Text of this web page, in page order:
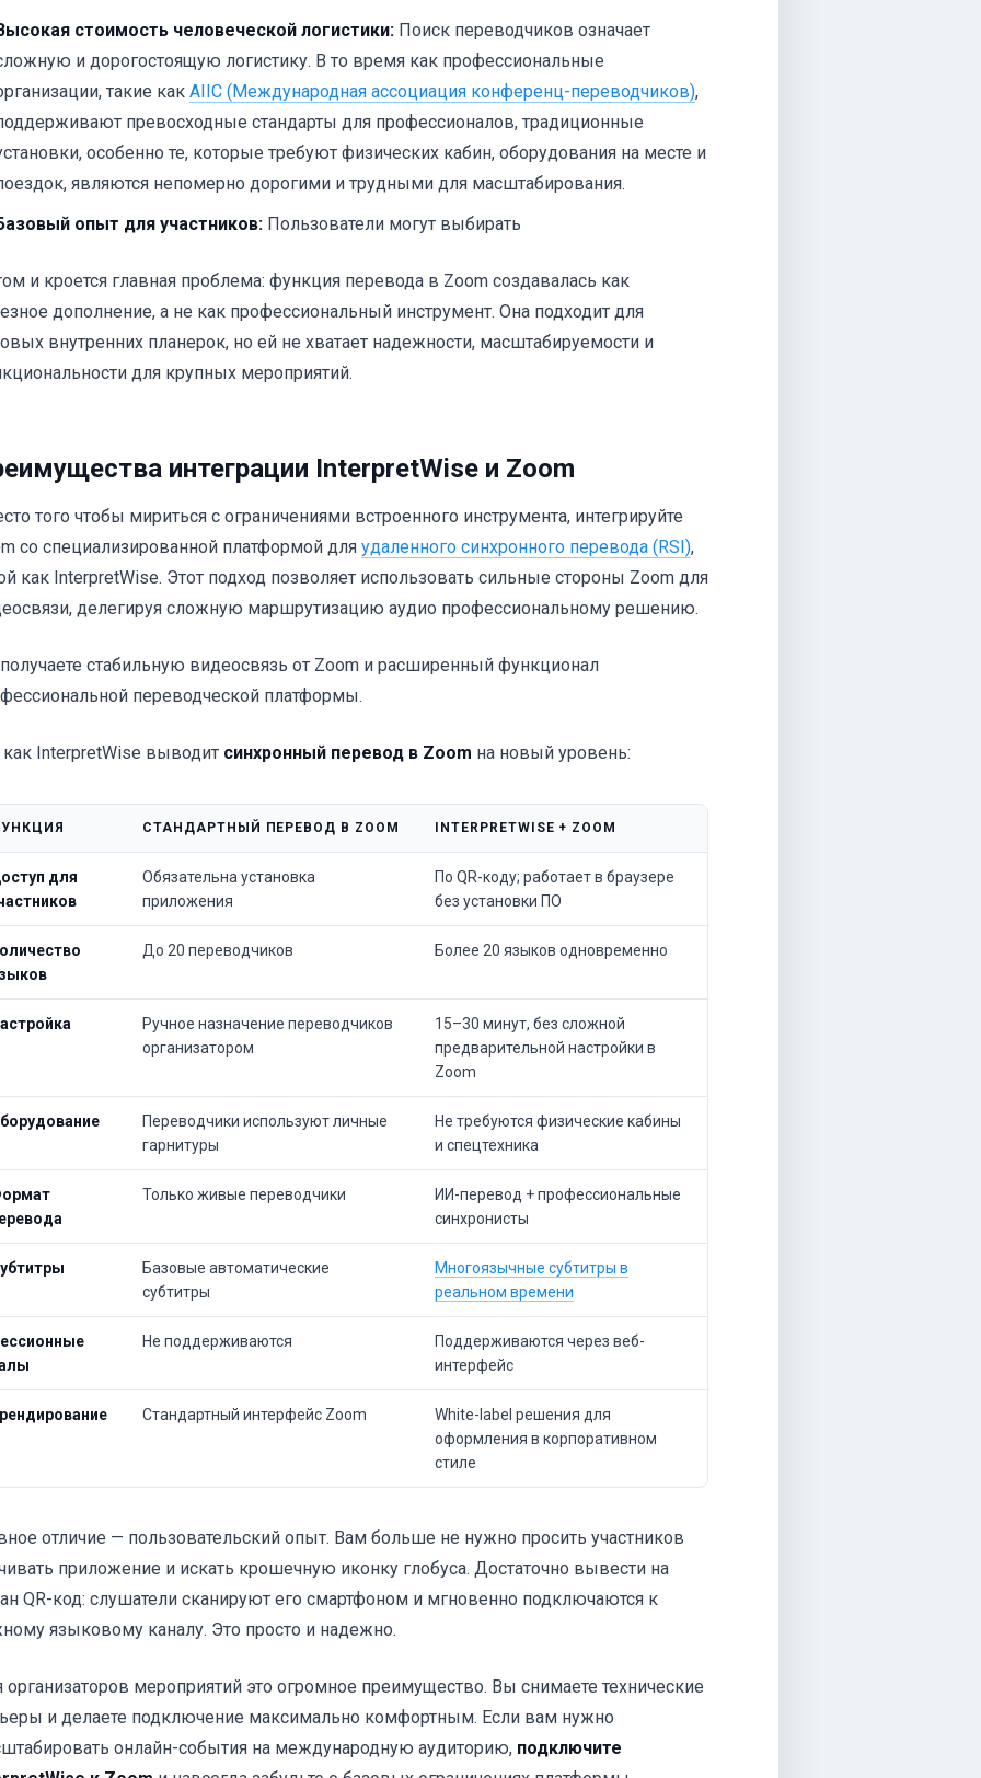
стоимость человеческой логистики: Поиск переводчиков означает
и дорогостоящую логистику. В то время как профессиональные
такие какAIIC (Международная ассоциация конференц-переводчиков),
превосходные стандарты для профессионалов, традиционные
особенно те, которые требуют физических кабин, оборудования на месте и
являются непомерно дорогими и трудными для масштабирования.
опыт для участников: Пользователи могут выбирать
и кроется главная проблема: функция перевода в Zoom создавалась как
дополнение, а не как профессиональный инструмент. Она подходит для
внутренних планерок, но ей не хватает надежности, масштабируемости и
для крупных мероприятий.
интеграции InterpretWise и Zoom
того чтобы мириться с ограничениями встроенного инструмента, интегрируйте
со специализированной платформой для удаленного синхронного перевода (RSI),
как InterpretWise. Этот подход позволяет использовать сильные стороны Zoom для
делегируя сложную маршрутизацию аудио профессиональному решению.
стабильную видеосвязь от Zoom и расширенный функционал
переводческой платформы.
как InterpretWise выводит синхронный перевод в Zoom на новый уровень:
СТАНДАРТНЫЙ ПЕРЕВОД В ZOOM INTERPRETWISE + ZOOM
для
Обязательна установка
приложения
По QR-коду; работает в браузере
без установки ПО
До 20 переводчиков Более 20 языков одновременно
Ручное назначение переводчиков
организатором
15–30 минут, без сложной
предварительной настройки в
Zoom
Переводчики используют личные
гарнитуры
Не требуются физические кабины
и спецтехника
Только живые переводчики
ИИ-перевод + профессиональные
синхронисты
Базовые автоматические
субтитры
Многоязычные субтитры в
реальном времени
Не поддерживаются
Поддерживаются через веб-
интерфейс
Стандартный интерфейс Zoom
White-label решения для
оформления в корпоративном
стиле
отличие — пользовательский опыт. Вам больше не нужно просить участников
приложение и искать крошечную иконку глобуса. Достаточно вывести на
QR-код: слушатели сканируют его смартфоном и мгновенно подключаются к
языковому каналу. Это просто и надежно.
организаторов мероприятий это огромное преимущество. Вы снимаете технические
и делаете подключение максимально комфортным. Если вам нужно
онлайн-события на международную аудиторию, подключите